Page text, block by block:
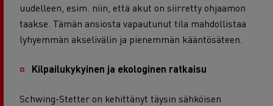
uudelleen, esim. niin, että akut on siirretty ohjaamon
taakse. Tämän ansiosta vapautunut tila mahdollistaa
lyhyemmän akselivälin ja pienemmän kääntösäteen.
Kilpailukykyinen ja ekologinen ratkaisu
Schwing-Stetter on kehittänyt täysin sähköisen